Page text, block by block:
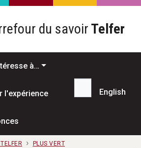
du savoir Telfer
à…
l'expérience
Recherche...
English
PLUS VERT